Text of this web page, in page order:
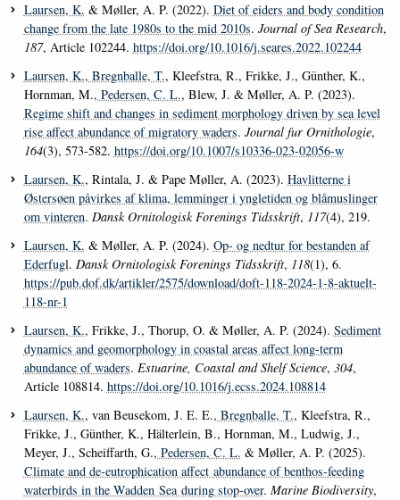
Laursen, K. & Møller, A. P. (2022). Diet of eiders and body condition
change from the late 1980s to the mid 2010s. Journal of Sea Research,
187, Article 102244. https://doi.org/10.1016/j.seares.2022.102244
Laursen, K., Bregnballe, T., Kleefstra, R., Frikke, J., Günther, K.,
Hornman, M., Pedersen, C. L., Blew, J. & Møller, A. P. (2023).
Regime shift and changes in sediment morphology driven by sea level
rise affect abundance of migratory waders. Journal fur Ornithologie,
164(3), 573-582. https://doi.org/10.1007/s10336-023-02056-w
Laursen, K., Rintala, J. & Pape Møller, A. (2023). Havlitterne i
Østersøen påvirkes af klima, lemminger i yngletiden og blåmuslinger
om vinteren. Dansk Ornitologisk Forenings Tidsskrift, 117(4), 219.
Laursen, K. & Møller, A. P. (2024). Op- og nedtur for bestanden af
Ederfugl. Dansk Ornitologisk Forenings Tidsskrift, 118(1), 6.
https://pub.dof.dk/artikler/2575/download/doft-118-2024-1-8-aktuelt-
118-nr-1
Laursen, K., Frikke, J., Thorup, O. & Møller, A. P. (2024). Sediment
dynamics and geomorphology in coastal areas affect long-term
abundance of waders. Estuarine, Coastal and Shelf Science, 304,
Article 108814. https://doi.org/10.1016/j.ecss.2024.108814
Laursen, K., van Beusekom, J. E. E., Bregnballe, T., Kleefstra, R.,
Frikke, J., Günther, K., Hälterlein, B., Hornman, M., Ludwig, J.,
Meyer, J., Scheiffarth, G., Pedersen, C. L. & Møller, A. P. (2025).
Climate and de-eutrophication affect abundance of benthos-feeding
waterbirds in the Wadden Sea during stop-over. Marine Biodiversity,